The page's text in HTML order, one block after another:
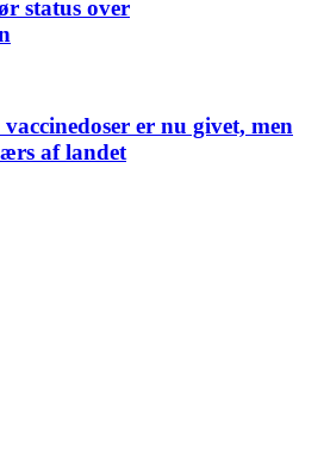
status over
er nu givet, men
af landet